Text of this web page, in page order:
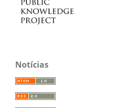
Notícias